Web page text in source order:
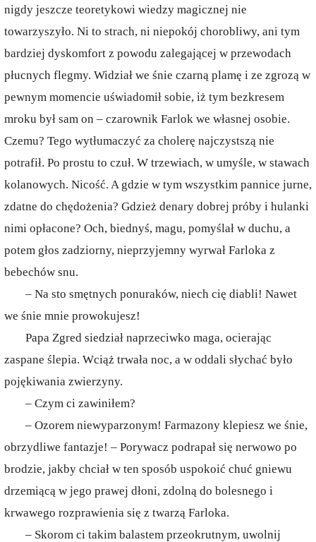
nigdy jeszcze teoretykowi wiedzy magicznej nie
towarzyszyło. Ni to strach, ni niepokój chorobliwy, ani tym
bardziej dyskomfort z powodu zalegającej w przewodach
płucnych flegmy. Widział we śnie czarną plamę i ze zgrozą w
pewnym momencie uświadomił sobie, iż tym bezkresem
mroku był sam on – czarownik Farlok we własnej osobie.
Czemu? Tego wytłumaczyć za cholerę najczystszą nie
potrafił. Po prostu to czuł. W trzewiach, w umyśle, w stawach
kolanowych. Nicość. A gdzie w tym wszystkim pannice jurne,
zdatne do chędożenia? Gdzież denary dobrej próby i hulanki
nimi opłacone? Och, biednyś, magu, pomyślał w duchu, a
potem głos zadziorny, nieprzyjemny wyrwał Farloka z
bebechów snu.
– Na sto smętnych ponuraków, niech cię diabli! Nawet
we śnie mnie prowokujesz!
Papa Zgred siedział naprzeciwko maga, ocierając
zaspane ślepia. Wciąż trwała noc, a w oddali słychać było
pojękiwania zwierzyny.
– Czym ci zawiniłem?
– Ozorem niewyparzonym! Farmazony klepiesz we śnie,
obrzydliwe fantazje! – Porywacz podrapał się nerwowo po
brodzie, jakby chciał w ten sposób uspokoić chuć gniewu
drzemiącą w jego prawej dłoni, zdolną do bolesnego i
krwawego rozprawienia się z twarzą Farloka.
– Skorom ci takim balastem przeokrutnym, uwolnij